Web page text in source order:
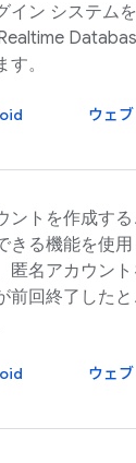
イン システムを
。
ウェブ
ントを作成す
きる機能を使
匿名アカウン
前回終了した
ウェブ